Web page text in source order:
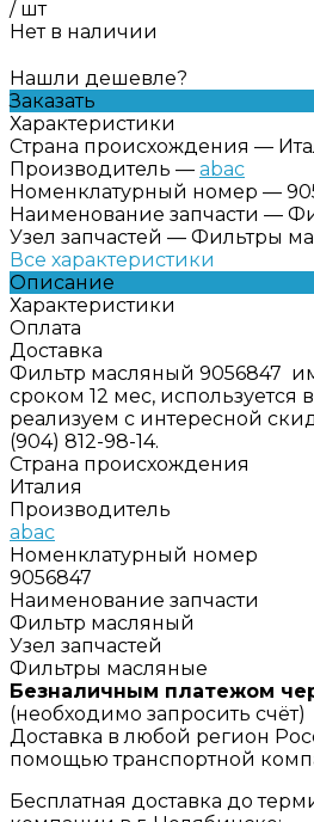
/ шт
Нет в наличии
Нашли дешевле?
Заказать
Характеристики
Страна происхождения —
Производитель — abac
Номенклатурный номер —
Наименование запчасти —
Узел запчастей — Фильтры
Все характеристики
Описание
Характеристики
Оплата
Доставка
Фильтр масляный 9056847
сроком 12 мес, используется
реализуем с интересной
(904) 812-98-14.
Страна происхождения
Италия
Производитель
abac
Номенклатурный номер
9056847
Наименование запчасти
Фильтр масляный
Узел запчастей
Фильтры масляные
Безналичным платежом
(необходимо запросить счёт)
Доставка в любой регион
помощью транспортной
Бесплатная доставка до